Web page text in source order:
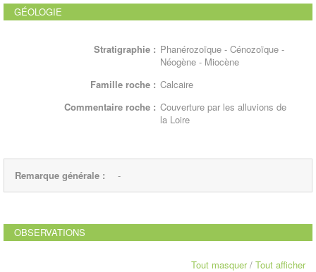
GÉOLOGIE
Stratigraphie : Phanérozoïque - Cénozoïque -
Néogène - Miocène
Famille roche : Calcaire
Commentaire roche : Couverture par les alluvions de
la Loire
Remarque générale : -
OBSERVATIONS
Tout masquer/ Tout afficher